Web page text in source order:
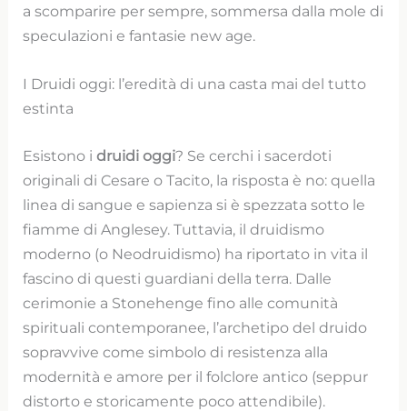
a scomparire per sempre, sommersa dalla mole di
speculazioni e fantasie new age.
I Druidi oggi: l’eredità di una casta mai del tutto
estinta
Esistono idruidi oggi? Se cerchi i sacerdoti
originali di Cesare o Tacito, la risposta è no: quella
linea di sangue e sapienza si è spezzata sotto le
fiamme di Anglesey. Tuttavia, il druidismo
moderno (o Neodruidismo) ha riportato in vita il
fascino di questi guardiani della terra. Dalle
cerimonie a Stonehenge fino alle comunità
spirituali contemporanee, l’archetipo del druido
sopravvive come simbolo di resistenza alla
modernità e amore per il folclore antico (seppur
distorto e storicamente poco attendibile).